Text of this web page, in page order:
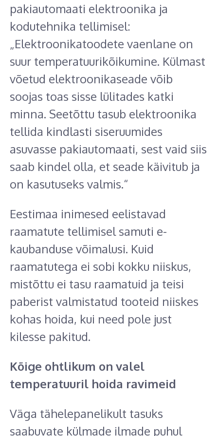
pakiautomaati elektroonika ja
kodutehnika tellimisel:
„Elektroonikatoodete vaenlane on
suur temperatuurikõikumine. Külmast
võetud elektroonikaseade võib
soojas toas sisse lülitades katki
minna. Seetõttu tasub elektroonika
tellida kindlasti siseruumides
asuvasse pakiautomaati, sest vaid siis
saab kindel olla, et seade käivitub ja
on kasutuseks valmis.“
Eestimaa inimesed eelistavad
raamatute tellimisel samuti e-
kaubanduse võimalusi. Kuid
raamatutega ei sobi kokku niiskus,
mistõttu ei tasu raamatuid ja teisi
paberist valmistatud tooteid niiskes
kohas hoida, kui need pole just
kilesse pakitud.
Kõige ohtlikum on valel
temperatuuril hoida ravimeid
Väga tähelepanelikult tasuks
saabuvate külmade ilmade puhul